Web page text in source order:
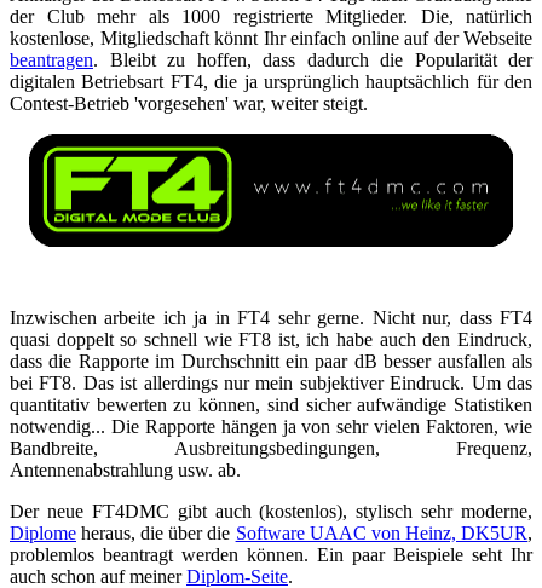
der Club mehr als 1000 registrierte Mitglieder. Die, natürlich
kostenlose, Mitgliedschaft könnt Ihr einfach online auf der Webseite
beantragen. Bleibt zu hoffen, dass dadurch die Popularität der
digitalen Betriebsart FT4, die ja ursprünglich hauptsächlich für den
Contest-Betrieb 'vorgesehen' war, weiter steigt.
Inzwischen arbeite ich ja in FT4 sehr gerne. Nicht nur, dass FT4
quasi doppelt so schnell wie FT8 ist, ich habe auch den Eindruck,
dass die Rapporte im Durchschnitt ein paar dB besser ausfallen als
bei FT8. Das ist allerdings nur mein subjektiver Eindruck. Um das
quantitativ bewerten zu können, sind sicher aufwändige Statistiken
notwendig... Die Rapporte hängen ja von sehr vielen Faktoren, wie
Bandbreite, Ausbreitungsbedingungen, Frequenz,
Antennenabstrahlung usw. ab.
Der neue FT4DMC gibt auch (kostenlos), stylisch sehr moderne,
Diplome heraus, die über die Software UAAC von Heinz, DK5UR,
problemlos beantragt werden können. Ein paar Beispiele seht Ihr
auch schon auf meinerDiplom-Seite.